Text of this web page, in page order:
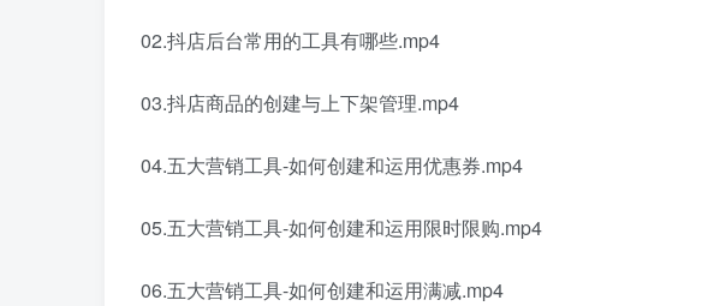
02.抖店后台常用的工具有哪些.mp4
03.抖店商品的创建与上下架管理.mp4
04.五大营销工具-如何创建和运用优惠券.mp4
05.五大营销工具-如何创建和运用限时限购.mp4
06.五大营销工具-如何创建和运用满减.mp4